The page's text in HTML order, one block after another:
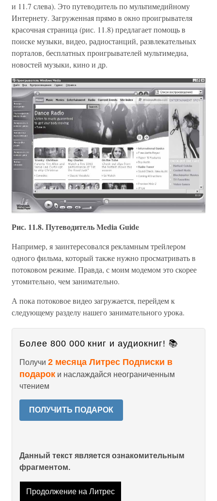
и 11.7 слева). Это путеводитель по мультимедийному
Интернету. Загруженная прямо в окно проигрывателя
красочная страница (рис. 11.8) предлагает помощь в
поиске музыки, видео, радиостанций, развлекательных
порталов, бесплатных проигрывателей мультимедиа,
новостей музыки, кино и др.
Рис. 11.8. Путеводитель Media Guide
Например, я заинтересовался рекламным трейлером
одного фильма, который также нужно просматривать в
потоковом режиме. Правда, с моим модемом это скорее
утомительно, чем занимательно.
А пока потоковое видео загружается, перейдем к
следующему разделу нашего занимательного урока.
Более 800 000 книг и аудиокниг! 📚
Получи 2 месяца Литрес Подписки в
подарок и наслаждайся неограниченным
чтением
ПОЛУЧИТЬ ПОДАРОК
Данный текст является ознакомительным
фрагментом.
Продолжение на Литрес